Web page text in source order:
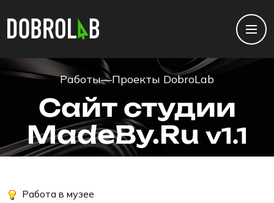
Работы—Проекты DobroLab
Сайт студии
MadeBy.Ru v1.1
Работа в музее